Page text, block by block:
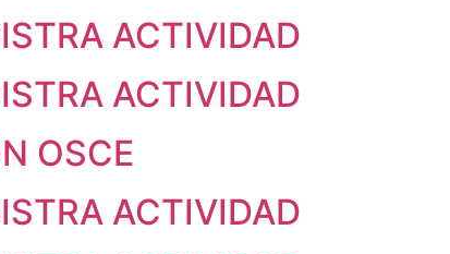
ACTIVIDAD
ACTIVIDAD
OSCE
ACTIVIDAD